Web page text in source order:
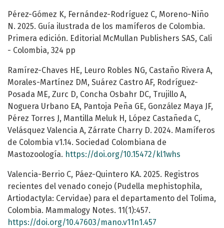
Pérez-Gómez K, Fernández-Rodríguez C, Moreno-Niño
N. 2025. Guía ilustrada de los mamíferos de Colombia.
Primera edición. Editorial McMullan Publishers SAS, Cali
- Colombia, 324 pp
Ramírez-Chaves HE, Leuro Robles NG, Castaño Rivera A,
Morales-Martínez DM, Suárez Castro AF, Rodríguez-
Posada ME, Zurc D, Concha Osbahr DC, Trujillo A,
Noguera Urbano EA, Pantoja Peña GE, González Maya JF,
Pérez Torres J, Mantilla Meluk H, López Castañeda C,
Velásquez Valencia A, Zárrate Charry D. 2024. Mamíferos
de Colombia v1.14. Sociedad Colombiana de
Mastozoología. https://doi.org/10.15472/kl1whs
Valencia-Berrio C, Páez-Quintero KA. 2025. Registros
recientes del venado conejo (Pudella mephistophila,
Artiodactyla: Cervidae) para el departamento del Tolima,
Colombia. Mammalogy Notes. 11(1):457.
https://doi.org/10.47603/mano.v11n1.457